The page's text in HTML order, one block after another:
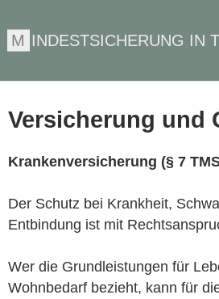
M INDESTSICHERUNG IN T
Versicherung und
Krankenversicherung (§ 7
Der Schutz bei Krankheit,
Entbindung ist mit
Wer die Grundleistungen für
Wohnbedarf bezieht, kann für